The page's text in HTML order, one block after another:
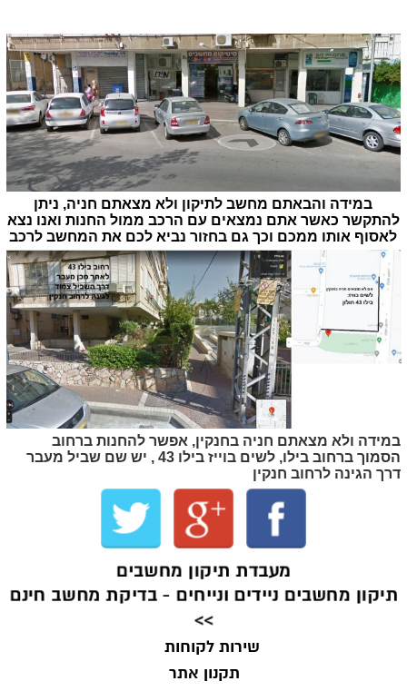
תקנון אתר
שירות לקוחות
מעבדת תיקון מחשבים
תיקון מחשבים ניידים ונייחים - בדיקת מחשב חינם
>>
במידה והבאתם מחשב לתיקון ולא מצאתם חניה, ניתן
להתקשר כאשר אתם נמצאים עם הרכב ממול החנות ואנו נצא
לאסוף אותו ממכם וכך גם בחזור נביא לכם את המחשב לרכב
במידה ולא מצאתם חניה בחנקין, אפשר להחנות ברחוב
הסמוך ברחוב בילו, לשים בוייז בילו 43 , יש שם שביל מעבר
דרך הגינה לרחוב חנקין